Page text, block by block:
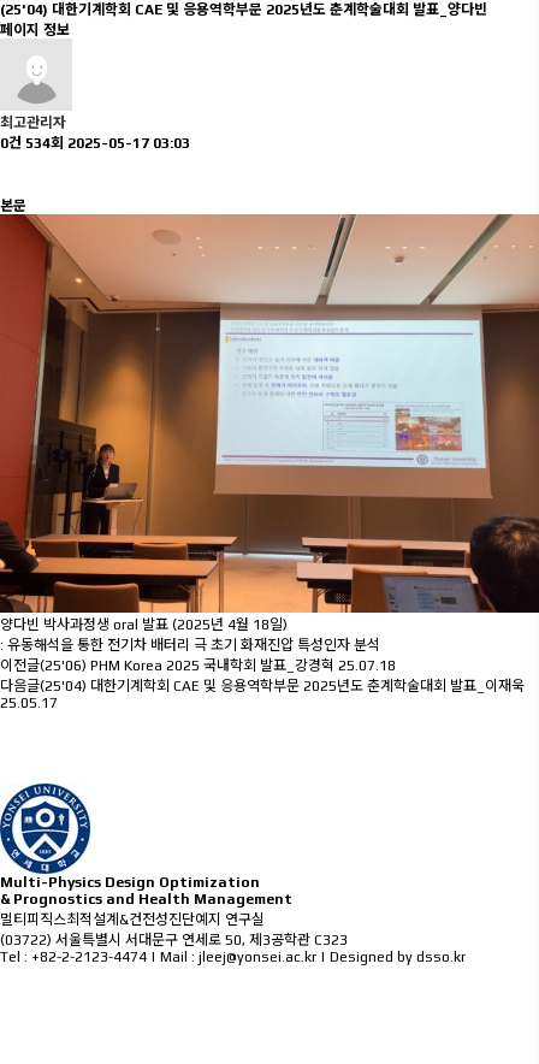
(25'04) 대한기계학회 CAE 및 응용역학부문 2025년도 춘계학술대회 발표_양다빈
페이지 정보
최고관리자
0건 534회 2025-05-17 03:03
본문
양다빈 박사과정생 oral 발표 (2025년 4월 18일)
: 유동해석을 통한 전기차 배터리 극 초기 화재진압 특성인자 분석
이전글(25'06) PHM Korea 2025 국내학회 발표_강경혁 25.07.18
다음글(25'04) 대한기계학회 CAE 및 응용역학부문 2025년도 춘계학술대회 발표_이재욱
25.05.17
Multi-Physics Design Optimization
& Prognostics and Health Management
멀티피직스최적설계&건전성진단예지 연구실
(03722) 서울특별시 서대문구 연세로 50, 제3공학관 C323
Tel : +82-2-2123-4474 | Mail : jleej@yonsei.ac.kr | Designed by dsso.kr